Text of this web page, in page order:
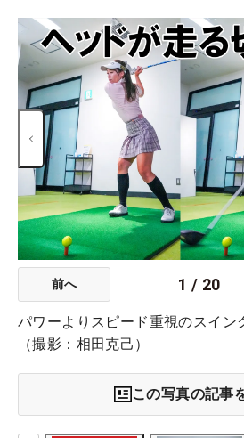
前へ 1 / 20
パワーよりスピード重視のスイン
（撮影：相田克己）
この写真の記事